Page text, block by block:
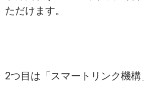
ただけます。
2つ目は「スマートリンク機構